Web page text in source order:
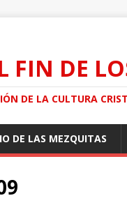
FIN DE
DE LA CULTURA
DE LAS MEZQUITAS